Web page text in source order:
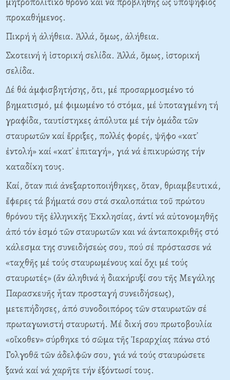
προκαθήμενος.
Πικρή ἡ ἀλήθεια. Ἀλλά, ὅμως, ἀλήθεια.
Σκοτεινή ἡ ἱστορική σελίδα. Ἀλλά, ὅμως, ἱστορική
σελίδα.
Δέ θά ἀμφισβητήσης, ὅτι, μέ προσαρμοσμένο τό
βηματισμό, μέ φιμωμένο τό στόμα, μέ ὑποταγμένη τή
γραφίδα, ταυτίστηκες ἀπόλυτα μέ τήν ὁμάδα τῶν
σταυρωτῶν καί ἔρριξες, πολλές φορές, ψῆφο «κατ᾽
ἐντολή» καί «κατ᾽ ἐπιταγή», γιά νά ἐπικυρώσης τήν
καταδίκη τους.
Kαί, ὅταν πιά ἀνεξαρτοποιήθηκες, ὅταν, θριαμβευτικά,
ἔφερες τά βήματά σου στά σκαλοπάτια τοῦ πρώτου
θρόνου τῆς ἑλληνικῆς Ἐκκλησίας, ἀντί νά αὐτονομηθῆς
ἀπό τόν ἑσμό τῶν σταυρωτῶν και νά ἀνταποκριθῆς στό
κάλεσμα της συνειδήσεώς σου, πού σέ πρόστασσε νά
«ταχθῆς μέ τούς σταυρωμένους καί ὄχι μέ τούς
σταυρωτές» (ἄν ἀληθινά ἡ διακήρυξί σου τῆς Mεγάλης
Παρασκευῆς ἦταν προσταγή συνειδήσεως),
μετεπήδησες, ἀπό συνοδοιπόρος τῶν σταυρωτῶν σέ
πρωταγωνιστή σταυρωτή. Mέ δική σου πρωτοβουλία
«οἴκοθεν» σύρθηκε τό σῶμα τῆς Ἱεραρχίας πάνω στό
Γολγοθᾶ τῶν ἀδελφῶν σου, γιά νά τούς σταυρώσετε
ξανά καί νά χαρῆτε τήν ἐξόντωσί τους.